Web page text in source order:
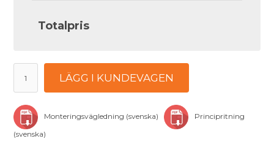
Totalpris
LÄGG I KUNDEVAGEN
Monteringsvägledning (svenska)
Principritning
(svenska)